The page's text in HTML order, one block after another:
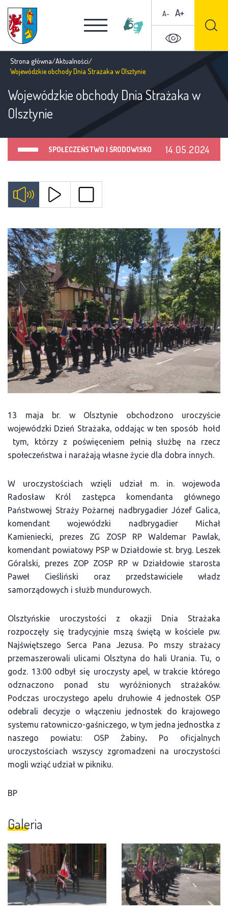
A- A+
Strona główna/Aktualności/
Wojewódzkie obchody Dnia Strażaka w Olsztynie
Wojewódzkie obchody Dnia Strażaka w
Olsztynie
SPOŁECZEŃSTWO I ŚRODOWISKO 14.05.2024
13 maja br. w Olsztynie obchodzono uroczyście
wojewódzki Dzień Strażaka, oddając w ten sposób hołd
tym, którzy z poświęceniem pełnią służbę na rzecz
społeczeństwa i narażają własne życie dla dobra innych.
W uroczystościach wzięli udział m. in. wojewoda
Radosław Król zastępca komendanta głównego
Państwowej Straży Pożarnej nadbrygadier Józef Galica,
komendant wojewódzki nadbrygadier Michał
Kamieniecki, prezes ZG ZOSP RP Waldemar Pawlak,
komendant powiatowy PSP w Działdowie st. bryg. Leszek
Góralski, prezes ZOP ZOSP RP w Działdowie starosta
Paweł Cieśliński oraz przedstawiciele władz
samorządowych i służb mundurowych.
Olsztyńskie uroczystości z okazji Dnia Strażaka
rozpoczęły się tradycyjnie mszą świętą w kościele pw.
Najświętszego Serca Pana Jezusa. Po mszy strażacy
przemaszerowali ulicami Olsztyna do hali Urania. Tu, o
godz. 13:00 odbył się uroczysty apel, w trakcie którego
odznaczono ponad stu wyróżnionych strażaków.
Podczas uroczystego apelu druhowie 4 jednostek OSP
odebrali decyzje o włączeniu jednostek do krajowego
systemu ratowniczo-gaśniczego, w tym jedna jednostka z
naszego powiatu: OSP Żabiny. Po oficjalnych
uroczystościach wszyscy zgromadzeni na uroczystości
mogli wziąć udział w pikniku.
BP
Galeria